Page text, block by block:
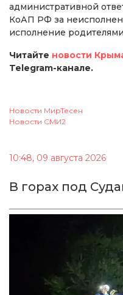
административной
КоАП РФ за
исполнение
Читайте новости
Telegram-канале.
Новости МирТесен
Новости СМИ2
10:48, 09 августа 2026
В горах под